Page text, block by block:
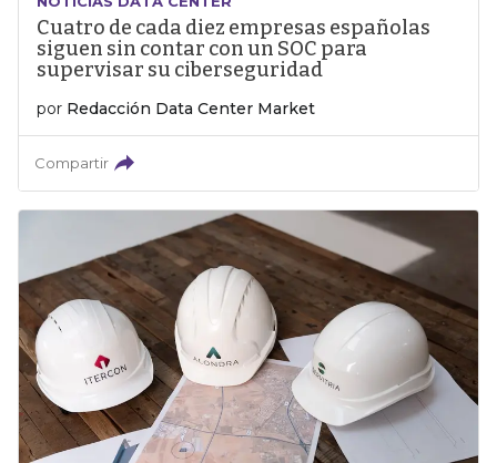
Cuatro de cada diez empresas españolas
siguen sin contar con un SOC para
supervisar su ciberseguridad
por Redacción Data Center Market
Compartir